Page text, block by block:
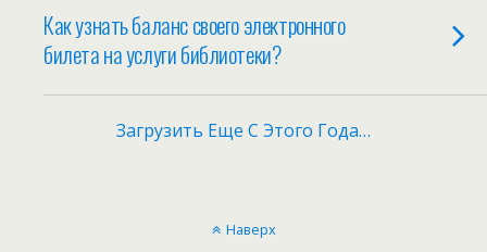
Как узнать баланс своего электронного
билета на услуги библиотеки?
Загрузить Еще С Этого Года…
Наверх